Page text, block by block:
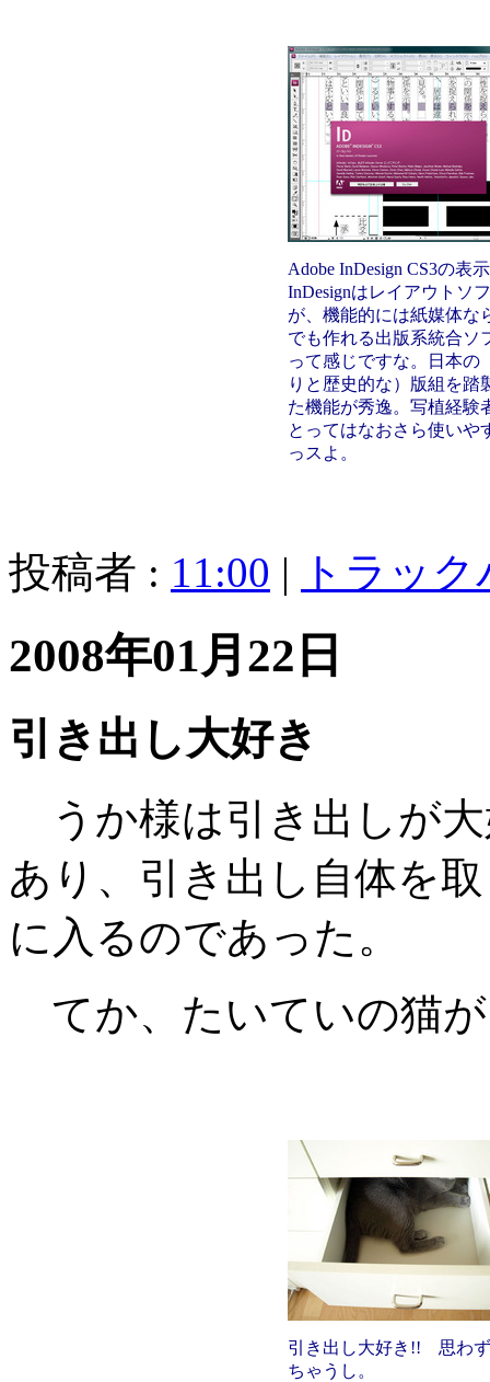
Adobe InDesign CS3の表
InDesignはレイアウトソ
が、機能的には紙媒体な
でも作れる出版系統合ソ
って感じですな。日本の
りと歴史的な）版組を踏
た機能が秀逸。写植経験
とってはなおさら使いや
っスよ。
投稿者 : 11:00 | トラッ
2008年01月22日
引き出し大好き
うか様は引き出しが
あり、引き出し自体を
に入るのであった。
てか、たいていの猫
引き出し大好き!! 思わ
ちゃうし。